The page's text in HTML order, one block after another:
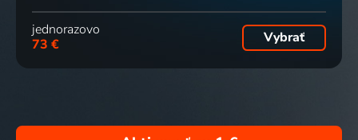
jednorazovo
73 €
Vybrať